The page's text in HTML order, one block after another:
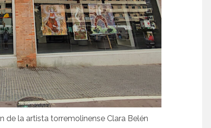
de la artista torremolinense Clara Belén